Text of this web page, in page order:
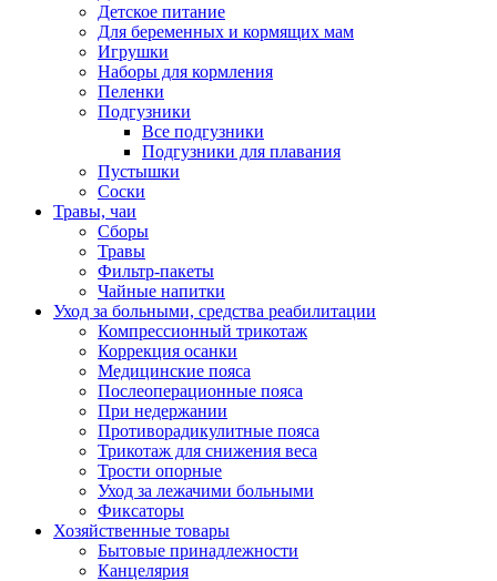
Детское питание
Для беременных и кормящих мам
Игрушки
Наборы для кормления
Пеленки
Подгузники
Все подгузники
Подгузники для плавания
Пустышки
Соски
Травы, чаи
Сборы
Травы
Фильтр-пакеты
Чайные напитки
Уход за больными, средства реабилитации
Компрессионный трикотаж
Коррекция осанки
Медицинские пояса
Послеоперационные пояса
При недержании
Противорадикулитные пояса
Трикотаж для снижения веса
Трости опорные
Уход за лежачими больными
Фиксаторы
Хозяйственные товары
Бытовые принадлежности
Канцелярия